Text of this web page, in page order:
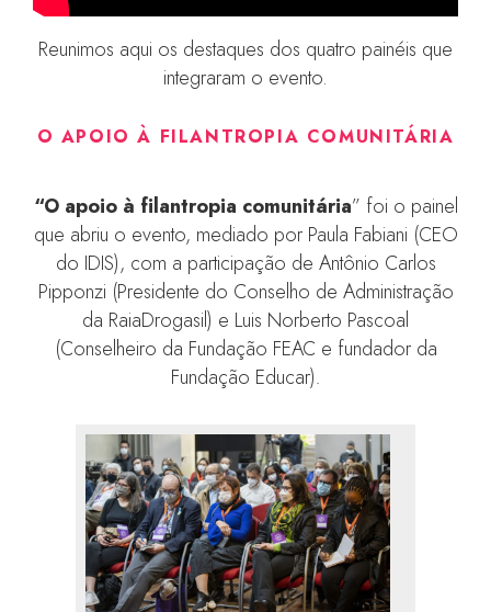
Reunimos aqui os destaques dos quatro painéis que
integraram o evento.
O APOIO À FILANTROPIA COMUNITÁRIA
“O apoio à filantropia comunitária” foi o painel
que abriu o evento, mediado por Paula Fabiani (CEO
do IDIS), com a participação de Antônio Carlos
Pipponzi (Presidente do Conselho de Administração
da RaiaDrogasil) e Luis Norberto Pascoal
(Conselheiro da Fundação FEAC e fundador da
Fundação Educar).